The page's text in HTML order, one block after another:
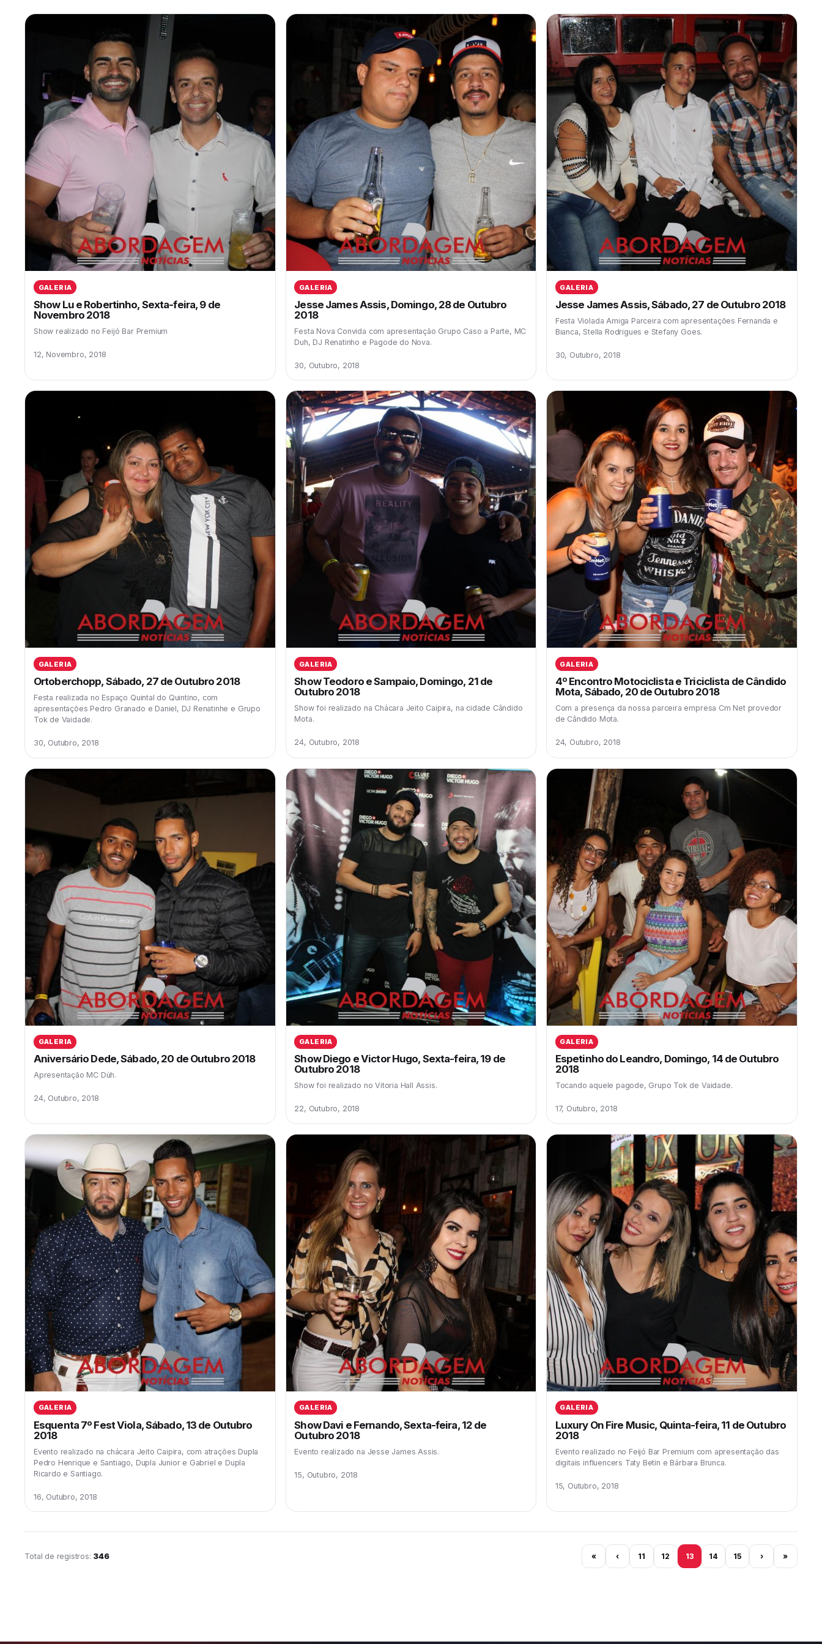
GALERIA
Show Lu e Robertinho, Sexta-feira, 9 de
Novembro 2018
Show realizado no Feijó Bar Premium
12, Novembro, 2018
GALERIA
Jesse James Assis, Domingo, 28 de Outubro
2018
Festa Nova Convida com apresentação Grupo Caso a Parte, MC
Duh, DJ Renatinho e Pagode do Nova.
30, Outubro, 2018
GALERIA
Jesse James Assis, Sábado, 27 de Outubro 2018
Festa Violada Amiga Parceira com apresentações Fernanda e
Bianca, Stella Rodrigues e Stefany Goes.
30, Outubro, 2018
GALERIA
Ortoberchopp, Sábado, 27 de Outubro 2018
Festa realizada no Espaço Quintal do Quintino, com
apresentações Pedro Granado e Daniel, DJ Renatinhe e Grupo
Tok de Vaidade.
30, Outubro, 2018
GALERIA
Show Teodoro e Sampaio, Domingo, 21 de
Outubro 2018
Show foi realizado na Chácara Jeito Caipira, na cidade Cândido
Mota.
24, Outubro, 2018
GALERIA
4º Encontro Motociclista e Triciclista de Cândido
Mota, Sábado, 20 de Outubro 2018
Com a presença da nossa parceira empresa Cm Net provedor
de Cândido Mota.
24, Outubro, 2018
GALERIA
Aniversário Dede, Sábado, 20 de Outubro 2018
Apresentação MC Dúh.
24, Outubro, 2018
GALERIA
Show Diego e Victor Hugo, Sexta-feira, 19 de
Outubro 2018
Show foi realizado no Vitoria Hall Assis.
22, Outubro, 2018
GALERIA
Espetinho do Leandro, Domingo, 14 de Outubro
2018
Tocando aquele pagode, Grupo Tok de Vaidade.
17, Outubro, 2018
GALERIA
Esquenta 7º Fest Viola, Sábado, 13 de Outubro
2018
Evento realizado na chácara Jeito Caipira, com atrações Dupla
Pedro Henrique e Santiago, Dupla Junior e Gabriel e Dupla
Ricardo e Santiago.
16, Outubro, 2018
GALERIA
Show Davi e Fernando, Sexta-feira, 12 de
Outubro 2018
Evento realizado na Jesse James Assis.
15, Outubro, 2018
GALERIA
Luxury On Fire Music, Quinta-feira, 11 de Outubro
2018
Evento realizado no Feijó Bar Premium com apresentação das
digitais influencers Taty Betin e Bárbara Brunca.
15, Outubro, 2018
Total de registros: 346
Página 13 de 29 « ‹ 11 12 13 14 15 › »